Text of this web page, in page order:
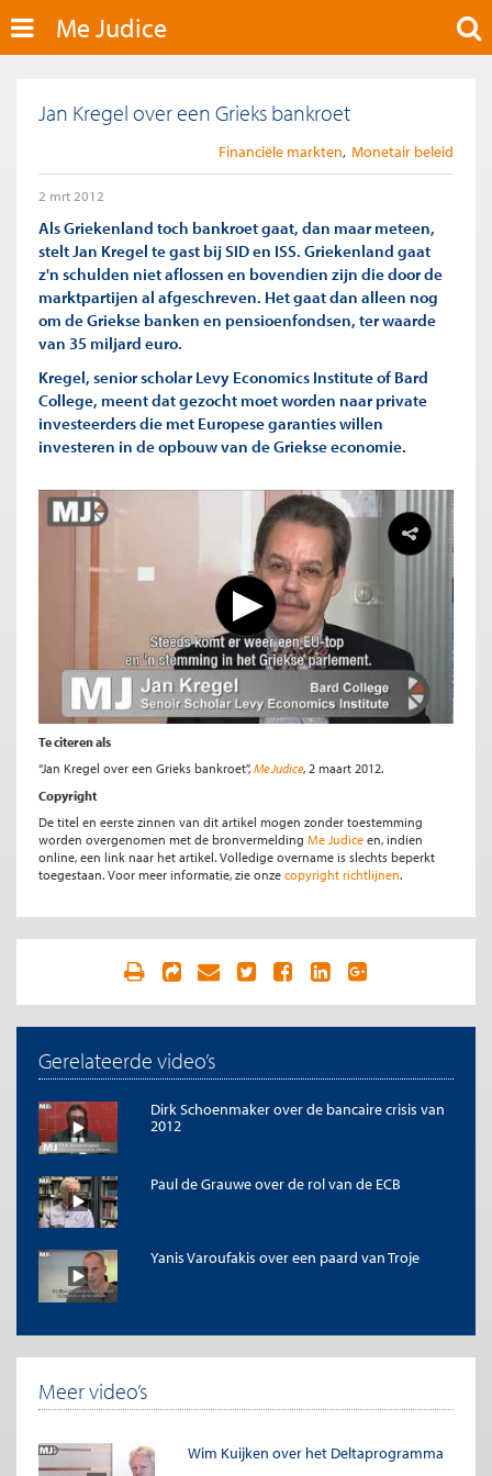
Me Judice
Jan Kregel over een Grieks bankroet
Financiële markten Monetair beleid
2 mrt 2012
Als Griekenland toch bankroet gaat, dan maar meteen,
stelt Jan Kregel te gast bij SID en ISS. Griekenland gaat
z'n schulden niet aflossen en bovendien zijn die door de
marktpartijen al afgeschreven. Het gaat dan alleen nog
om de Griekse banken en pensioenfondsen, ter waarde
van 35 miljard euro.
Kregel, senior scholar Levy Economics Institute of Bard
College, meent dat gezocht moet worden naar private
investeerders die met Europese garanties willen
investeren in de opbouw van de Griekse economie.
Te citeren als
“Jan Kregel over een Grieks bankroet”, Me Judice, 2 maart 2012.
Copyright
De titel en eerste zinnen van dit artikel mogen zonder toestemming
worden overgenomen met de bronvermelding Me Judice en, indien
online, een link naar het artikel. Volledige overname is slechts beperkt
toegestaan. Voor meer informatie, zie onze copyright richtlijnen.
Gerelateerde video’s
Dirk Schoenmaker over de bancaire crisis van
2012
Paul de Grauwe over de rol van de ECB
Yanis Varoufakis over een paard van Troje
Meer video’s
Wim Kuijken over het Deltaprogramma